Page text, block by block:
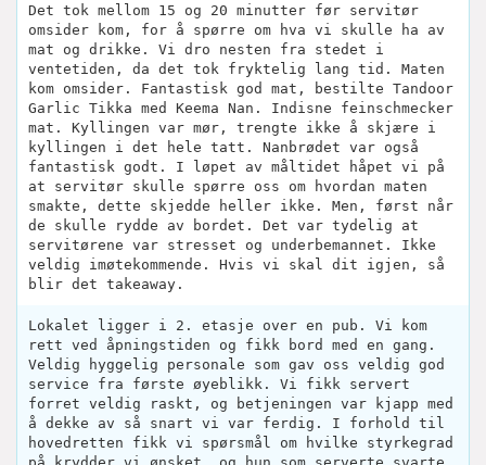
Det tok mellom 15 og 20 minutter før servitør
omsider kom, for å spørre om hva vi skulle ha av
mat og drikke. Vi dro nesten fra stedet i
ventetiden, da det tok fryktelig lang tid. Maten
kom omsider. Fantastisk god mat, bestilte Tandoor
Garlic Tikka med Keema Nan. Indisne feinschmecker
mat. Kyllingen var mør, trengte ikke å skjære i
kyllingen i det hele tatt. Nanbrødet var også
fantastisk godt. I løpet av måltidet håpet vi på
at servitør skulle spørre oss om hvordan maten
smakte, dette skjedde heller ikke. Men, først når
de skulle rydde av bordet. Det var tydelig at
servitørene var stresset og underbemannet. Ikke
veldig imøtekommende. Hvis vi skal dit igjen, så
blir det takeaway.
Lokalet ligger i 2. etasje over en pub. Vi kom
rett ved åpningstiden og fikk bord med en gang.
Veldig hyggelig personale som gav oss veldig god
service fra første øyeblikk. Vi fikk servert
forret veldig raskt, og betjeningen var kjapp med
å dekke av så snart vi var ferdig. I forhold til
hovedretten fikk vi spørsmål om hvilke styrkegrad